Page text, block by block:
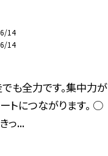
14
14
も全力です。集中力が
トにつながります。 ○
っ...